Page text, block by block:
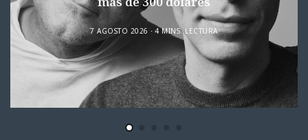
7 AGOSTO 2026 4 MINS. LECTURA